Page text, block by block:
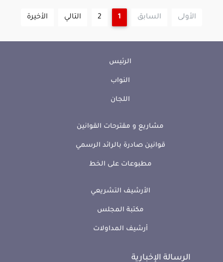
الأولى السابق 1
2 التالي الأخيرة
الرئيس
النواب
اللجان
مشاريع و مقترحات القوانين
قوانين صادرة بالرائد الرسمي
مطبوعات على الخط
الأرشيف التشريعي
مكتبة المجلس
أرشيف المداولات
الرسالة الإخبارية